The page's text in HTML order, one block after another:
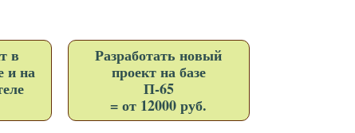
в
и на
Разработать новый
проект на базе
П-65
= от 12000 руб.